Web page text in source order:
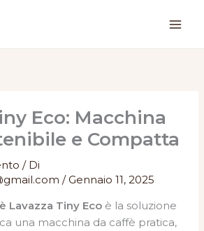
Eco: Macchina
e Compatta
/ Di
/Gennaio 11, 2025
Lavazza Tiny Eco è la soluzione
una macchina da caffè pratica,